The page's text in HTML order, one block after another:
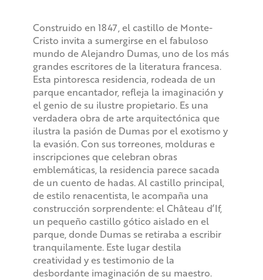
Construido en 1847, el castillo de Monte-
Cristo invita a sumergirse en el fabuloso
mundo de Alejandro Dumas, uno de los más
grandes escritores de la literatura francesa.
Esta pintoresca residencia, rodeada de un
parque encantador, refleja la imaginación y
el genio de su ilustre propietario. Es una
verdadera obra de arte arquitectónica que
ilustra la pasión de Dumas por el exotismo y
la evasión. Con sus torreones, molduras e
inscripciones que celebran obras
emblemáticas, la residencia parece sacada
de un cuento de hadas. Al castillo principal,
de estilo renacentista, le acompaña una
construcción sorprendente: el Château d’If,
un pequeño castillo gótico aislado en el
parque, donde Dumas se retiraba a escribir
tranquilamente. Este lugar destila
creatividad y es testimonio de la
desbordante imaginación de su maestro.